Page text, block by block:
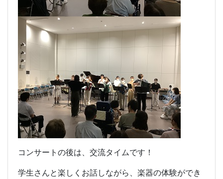
コンサートの後は、交流タイムです！
学生さんと楽しくお話しながら、楽器の体験ができ